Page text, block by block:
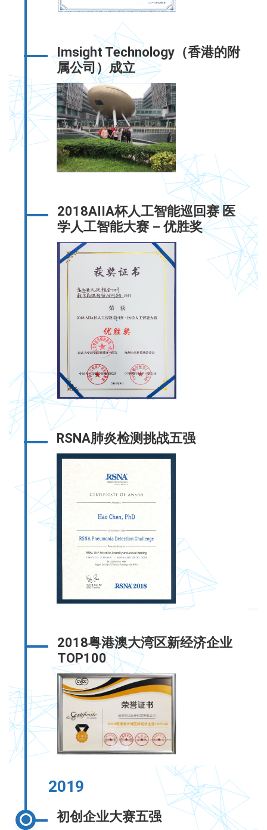
Imsight Technology（香港的附
属公司）成立
2018AIIA杯人工智能巡回赛 医
学人工智能大赛 – 优胜奖
RSNA肺炎检测挑战五强
2018粤港澳大湾区新经济企业
TOP100
2019
初创企业大赛五强